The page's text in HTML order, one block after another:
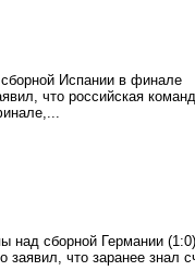
Испании в финале
что российская
над сборной Германии (1:0)
заявил, что заранее знал